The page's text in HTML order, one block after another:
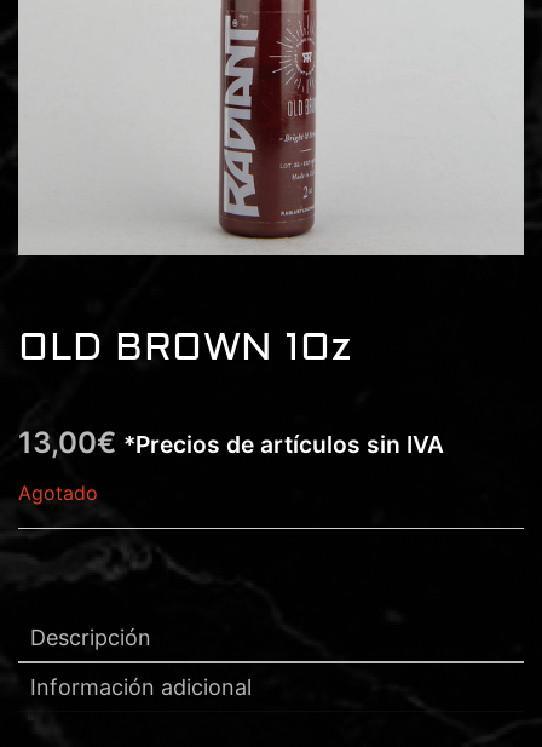
OLD BROWN 1Oz
13,00€ *Precios de artículos sin IVA
Agotado
Descripción
Información adicional